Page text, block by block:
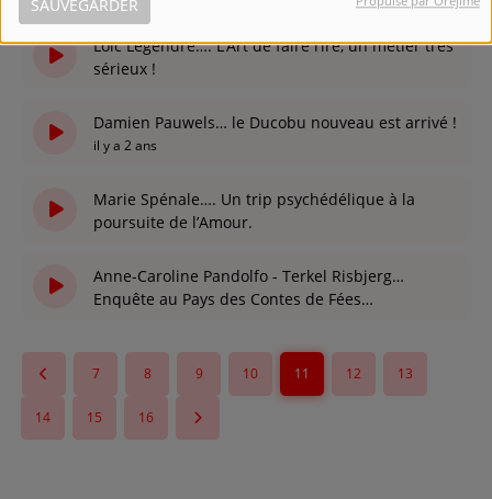
SAUVEGARDER
il y a 2 ans
Loïc Legendre…. L’Art de faire rire, un métier très
sérieux !
Damien Pauwels… le Ducobu nouveau est arrivé !
il y a 2 ans
Marie Spénale…. Un trip psychédélique à la
poursuite de l’Amour.
Anne-Caroline Pandolfo - Terkel Risbjerg…
Enquête au Pays des Contes de Fées…
7 8 9 10 11 12 13
14 15 16